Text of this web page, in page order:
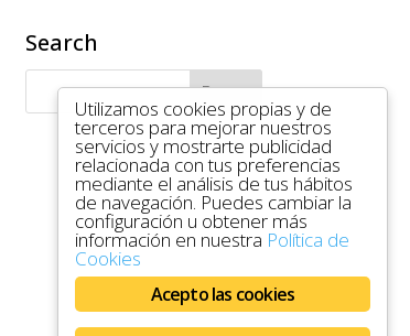
Search
Utilizamos cookies propias y de
terceros para mejorar nuestros
servicios y mostrarte publicidad
relacionada con tus preferencias
mediante el análisis de tus hábitos
de navegación. Puedes cambiar la
configuración u obtener más
información en nuestra Política de
Cookies
Acepto las cookies